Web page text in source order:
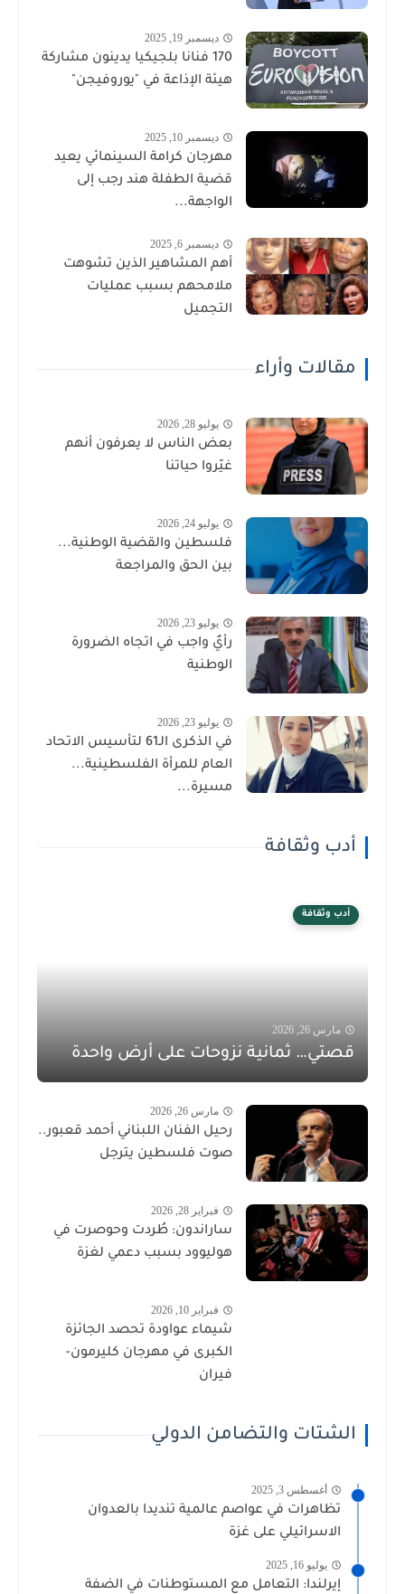
ديسمبر 19, 2025
170 فنانا بلجيكيا يدينون مشاركة
هيئة الإذاعة في "يوروفيجن"
ديسمبر 10, 2025
مهرجان كرامة السينمائي يعيد
قضية الطفلة هند رجب إلى
الواجهة...
ديسمبر 6, 2025
أهم المشاهير الذين تشوهت
ملامحهم بسبب عمليات
التجميل
مقالات وأراء
يوليو 28, 2026
بعض الناس لا يعرفون أنهم
غيّروا حياتنا
يوليو 24, 2026
فلسطين والقضية الوطنية...
بين الحق والمراجعة
يوليو 23, 2026
رأيٌ واجب في اتجاه الضرورة
الوطنية
يوليو 23, 2026
في الذكرى الـ61 لتأسيس الاتحاد
العام للمرأة الفلسطينية...
مسيرة...
أدب وثقافة
أدب وثقافة
مارس 26, 2026
قصتي… ثمانية نزوحات على أرض واحدة
مارس 26, 2026
رحيل الفنان اللبناني أحمد قعبور..
صوت فلسطين يترجل
فبراير 28, 2026
ساراندون: طُردت وحوصرت في
هوليوود بسبب دعمي لغزة
فبراير 10, 2026
شيماء عواودة تحصد الجائزة
الكبرى في مهرجان كليرمون-
فيران
الشتات والتضامن الدولي
أغسطس 3, 2025
تظاهرات في عواصم عالمية تنديدا بالعدوان
الاسرائيلي على غزة
يوليو 16, 2025
إيرلندا: التعامل مع المستوطنات في الضفة